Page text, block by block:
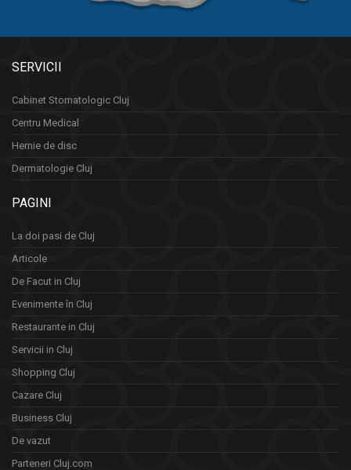
SERVICII
Cabinet Stomatologic Cluj
Centru Medical
Hernie de disc
Dermatologie Cluj
PAGINI
La doi pasi de Cluj
Articole
De Facut in Cluj
Evenimente în Cluj
Restaurante in Cluj
Servicii in Cluj
Shopping Cluj
Cazare Cluj
Business Cluj
De vazut
Parteneri Cluj.com